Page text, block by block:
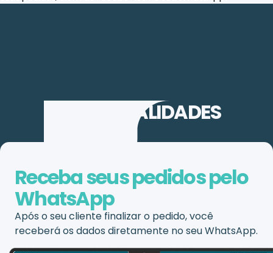
FUNCIONALIDADES
Receba seus pedidos pelo
WhatsApp
Após o seu cliente finalizar o pedido, você
receberá os dados diretamente no seu WhatsApp.